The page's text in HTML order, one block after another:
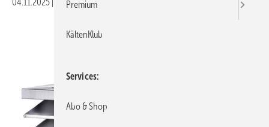
04.11.2025 Veröffentlicht in
Premium
KältenKlub
Services
Abo & Shop